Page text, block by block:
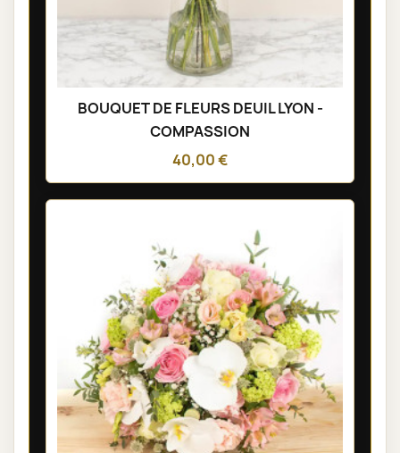
BOUQUET DE FLEURS DEUIL LYON -
COMPASSION
40,00 €